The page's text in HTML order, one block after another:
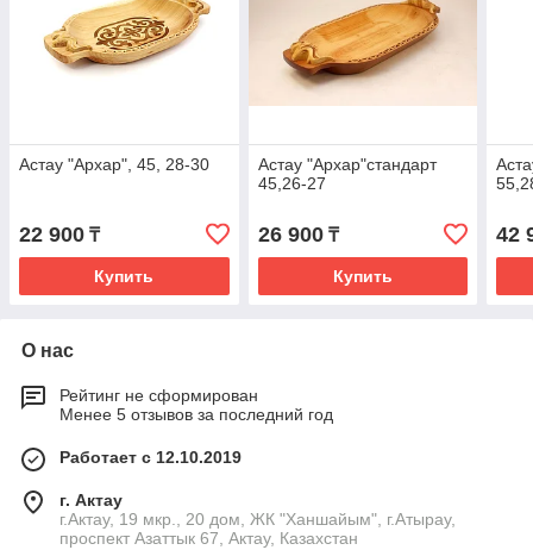
Астау "Архар", 45, 28-30
22 900 ₸
Купить
Астау "Архар"стандарт
45,26-27
26 900₸
Купить
42
О нас
Рейтинг не сформирован
Менее 5 отзывов за последний год
Работает с 12.10.2019
г. Актау
г.Актау, 19 мкр., 20 дом, ЖК "Ханшайым", г.Атырау,
проспект Азаттык 67, Актау, Казахстан